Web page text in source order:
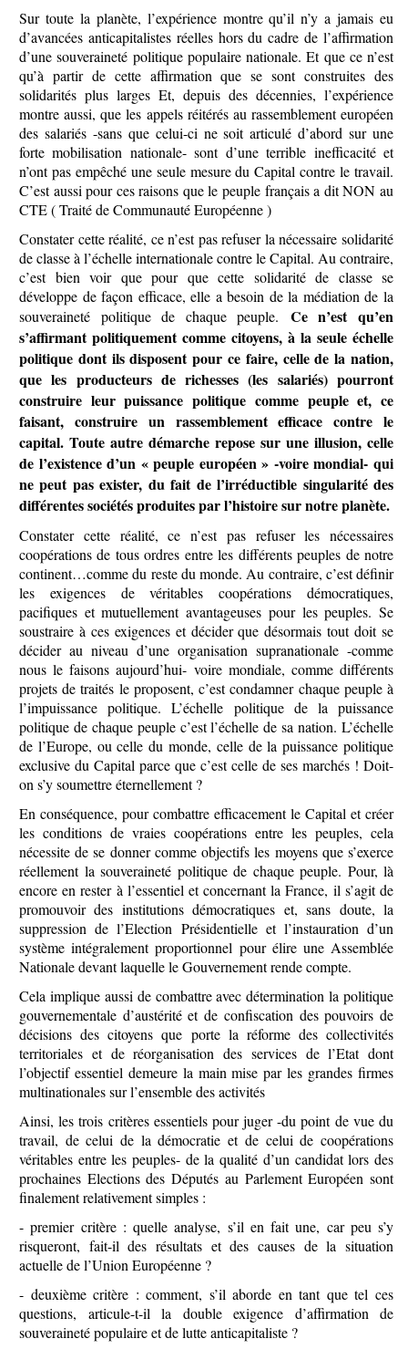
Sur toute la planète, l’expérience montre qu’il n’y a jamais eu
d’avancées anticapitalistes réelles hors du cadre de l’affirmation
d’une souveraineté politique populaire nationale. Et que ce n’est
qu’à partir de cette affirmation que se sont construites des
solidarités plus larges Et, depuis des décennies, l’expérience
montre aussi, que les appels réitérés au rassemblement européen
des salariés -sans que celui-ci ne soit articulé d’abord sur une
forte mobilisation nationale- sont d’une terrible inefficacité et
n’ont pas empêché une seule mesure du Capital contre le travail.
C’est aussi pour ces raisons que le peuple français a dit NON au
CTE ( Traité de Communauté Européenne )
Constater cette réalité, ce n’est pas refuser la nécessaire solidarité
de classe à l’échelle internationale contre le Capital. Au contraire,
c’est bien voir que pour que cette solidarité de classe se
développe de façon efficace, elle a besoin de la médiation de la
souveraineté politique de chaque peuple. Ce n’est qu’en
s’affirmant politiquement comme citoyens, à la seule échelle
politique dont ils disposent pour ce faire, celle de la nation,
que les producteurs de richesses (les salariés) pourront
construire leur puissance politique comme peuple et, ce
faisant, construire un rassemblement efficace contre le
capital. Toute autre démarche repose sur une illusion, celle
de l’existence d’un « peuple européen » -voire mondial- qui
ne peut pas exister, du fait de l’irréductible singularité des
différentes sociétés produites par l’histoire sur notre planète.
Constater cette réalité, ce n’est pas refuser les nécessaires
coopérations de tous ordres entre les différents peuples de notre
continent…comme du reste du monde. Au contraire, c’est définir
les exigences de véritables coopérations démocratiques,
pacifiques et mutuellement avantageuses pour les peuples. Se
soustraire à ces exigences et décider que désormais tout doit se
décider au niveau d’une organisation supranationale -comme
nous le faisons aujourd’hui- voire mondiale, comme différents
projets de traités le proposent, c’est condamner chaque peuple à
l’impuissance politique. L’échelle politique de la puissance
politique de chaque peuple c’est l’échelle de sa nation. L’échelle
de l’Europe, ou celle du monde, celle de la puissance politique
exclusive du Capital parce que c’est celle de ses marchés ! Doit-
on s’y soumettre éternellement ?
En conséquence, pour combattre efficacement le Capital et créer
les conditions de vraies coopérations entre les peuples, cela
nécessite de se donner comme objectifs les moyens que s’exerce
réellement la souveraineté politique de chaque peuple. Pour, là
encore en rester à l’essentiel et concernant la France, il s’agit de
promouvoir des institutions démocratiques et, sans doute, la
suppression de l’Election Présidentielle et l’instauration d’un
système intégralement proportionnel pour élire une Assemblée
Nationale devant laquelle le Gouvernement rende compte.
Cela implique aussi de combattre avec détermination la politique
gouvernementale d’austérité et de confiscation des pouvoirs de
décisions des citoyens que porte la réforme des collectivités
territoriales et de réorganisation des services de l’Etat dont
l’objectif essentiel demeure la main mise par les grandes firmes
multinationales sur l’ensemble des activités
Ainsi, les trois critères essentiels pour juger -du point de vue du
travail, de celui de la démocratie et de celui de coopérations
véritables entre les peuples- de la qualité d’un candidat lors des
prochaines Elections des Députés au Parlement Européen sont
finalement relativement simples :
- premier critère : quelle analyse, s’il en fait une, car peu s’y
risqueront, fait-il des résultats et des causes de la situation
actuelle de l’Union Européenne ?
- deuxième critère : comment, s’il aborde en tant que tel ces
questions, articule-t-il la double exigence d’affirmation de
souveraineté populaire et de lutte anticapitaliste ?